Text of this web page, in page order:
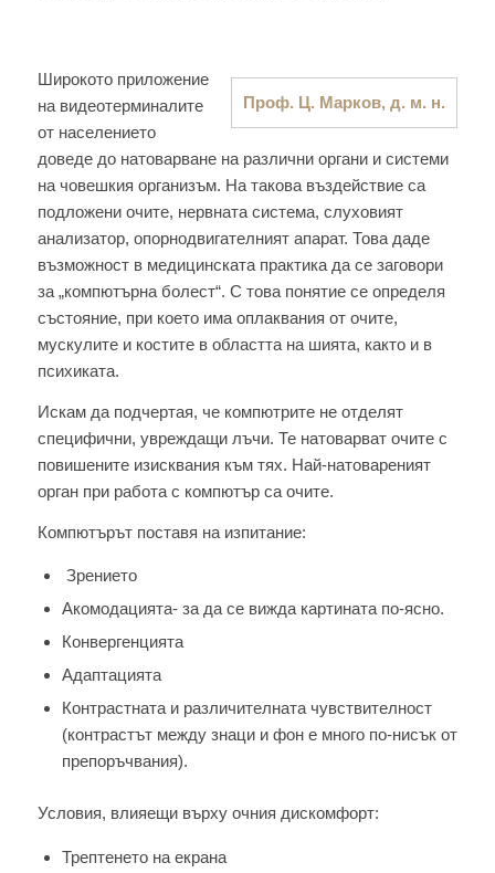
Проф. Ц. Марков, д. м. н.
Широкото приложение
на видеотерминалите
от населението
доведе до натоварване на различни органи и системи
на човешкия организъм. На такова въздействие са
подложени очите, нервната система, слуховият
анализатор, опорнодвигателният апарат. Това даде
възможност в медицинската практика да се заговори
за „компютърна болест“. С това понятие се определя
състояние, при което има оплаквания от очите,
мускулите и костите в областта на шията, както и в
психиката.
Искам да подчертая, че компютрите не отделят
специфични, увреждащи лъчи. Те натоварват очите с
повишените изисквания към тях. Най-натовареният
орган при работа с компютър са очите.
Компютърът поставя на изпитание:
Зрението
Акомодацията- за да се вижда картината по-ясно.
Конвергенцията
Адаптацията
Контрастната и различителната чувствителност
(контрастът между знаци и фон е много по-нисък от
препоръчвания).
Условия, влияещи върху очния дискомфорт:
Трептенето на екрана